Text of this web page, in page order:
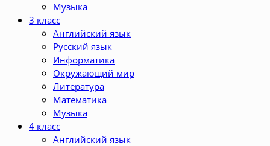
Музыка
3 класс
Английский язык
Русский язык
Информатика
Окружающий мир
Литература
Математика
Музыка
4 класс
Английский язык